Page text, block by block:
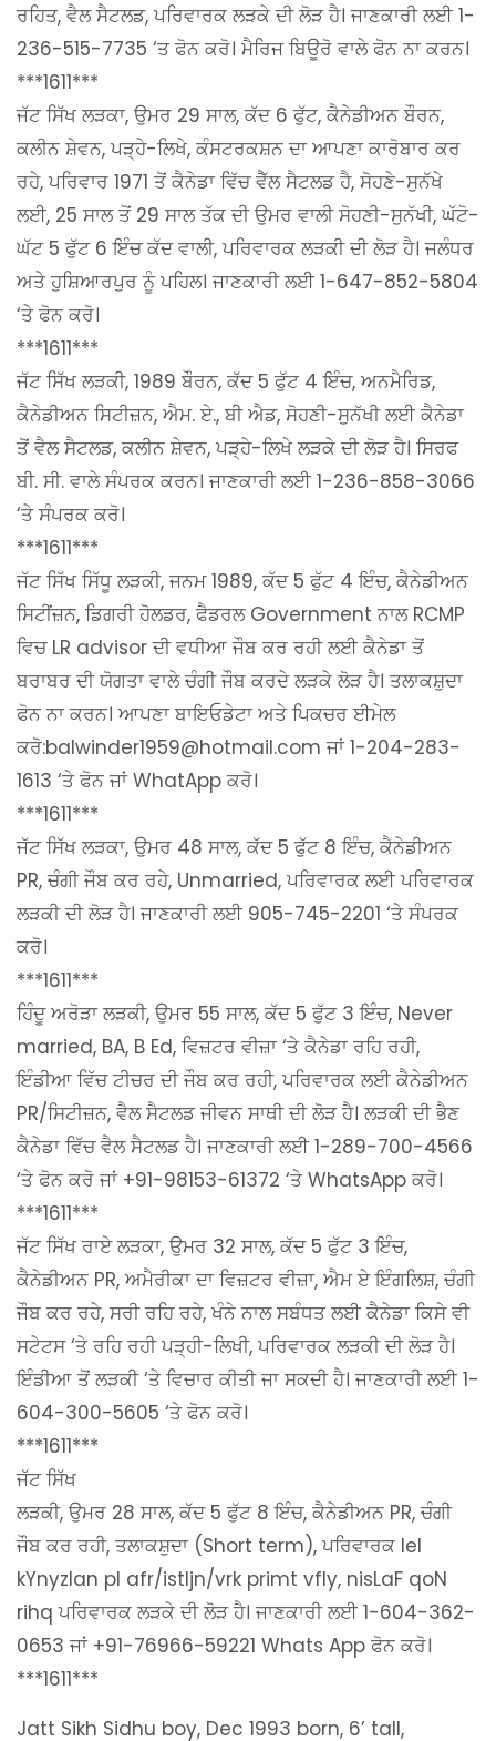
ਰਹਿਤ, ਵੈਲ ਸੈਟਲਡ, ਪਰਿਵਾਰਕ ਲੜਕੇ ਦੀ ਲੋੜ ਹੈ। ਜਾਣਕਾਰੀ ਲਈ 1-
236-515-7735 ‘ਤ ਫੋਨ ਕਰੋ। ਮੈਰਿਜ ਬਿਊਰੋ ਵਾਲੇ ਫੋਨ ਨਾ ਕਰਨ।
***1611***
ਜੱਟ ਸਿੱਖ ਲੜਕਾ, ਉਮਰ 29 ਸਾਲ, ਕੱਦ 6 ਫੁੱਟ, ਕੈਨੇਡੀਅਨ ਬੌਰਨ,
ਕਲੀਨ ਸ਼ੇਵਨ, ਪੜ੍ਹੇ-ਲਿਖੇ, ਕੰਸਟਰਕਸ਼ਨ ਦਾ ਆਪਣਾ ਕਾਰੋਬਾਰ ਕਰ
ਰਹੇ, ਪਰਿਵਾਰ 1971 ਤੋਂ ਕੈਨੇਡਾ ਵਿੱਚ ਵੈੱਲ ਸੈਟਲਡ ਹੈ, ਸੋਹਣੇ-ਸੁਨੱਖੇ
ਲਈ, 25 ਸਾਲ ਤੋਂ 29 ਸਾਲ ਤੱਕ ਦੀ ਉਮਰ ਵਾਲੀ ਸੋਹਣੀ-ਸੁਨੱਖੀ, ਘੱਟੋ-
ਘੱਟ 5 ਫੁੱਟ 6 ਇੰਚ ਕੱਦ ਵਾਲੀ, ਪਰਿਵਾਰਕ ਲੜਕੀ ਦੀ ਲੋੜ ਹੈ। ਜਲੰਧਰ
ਅਤੇ ਹੁਸ਼ਿਆਰਪੁਰ ਨੂੰ ਪਹਿਲ। ਜਾਣਕਾਰੀ ਲਈ 1-647-852-5804
‘ਤੇ ਫੋਨ ਕਰੋ।
***1611***
ਜੱਟ ਸਿੱਖ ਲੜਕੀ, 1989 ਬੌਰਨ, ਕੱਦ 5 ਫੁੱਟ 4 ਇੰਚ, ਅਨਮੈਰਿਡ,
ਕੈਨੇਡੀਅਨ ਸਿਟੀਜ਼ਨ, ਐਮ. ਏ., ਬੀ ਐਡ, ਸੋਹਣੀ-ਸੁਨੱਖੀ ਲਈ ਕੈਨੇਡਾ
ਤੋਂ ਵੈਲ ਸੈਟਲਡ, ਕਲੀਨ ਸ਼ੇਵਨ, ਪੜ੍ਹੇ-ਲਿਖੇ ਲੜਕੇ ਦੀ ਲੋੜ ਹੈ। ਸਿਰਫ
ਬੀ. ਸੀ. ਵਾਲੇ ਸੰਪਰਕ ਕਰਨ। ਜਾਣਕਾਰੀ ਲਈ 1-236-858-3066
‘ਤੇ ਸੰਪਰਕ ਕਰੋ।
***1611***
ਜੱਟ ਸਿੱਖ ਸਿੱਧੂ ਲੜਕੀ, ਜਨਮ 1989, ਕੱਦ 5 ਫੁੱਟ 4 ਇੰਚ, ਕੈਨੇਡੀਅਨ
ਸਿਟੀਂਜ਼ਨ, ਡਿਗਰੀ ਹੋਲਡਰ, ਫੈਡਰਲ Government ਨਾਲ RCMP
ਵਿਚ LR advisor ਦੀ ਵਧੀਆ ਜੌਬ ਕਰ ਰਹੀ ਲਈ ਕੈਨੇਡਾ ਤੋਂ
ਬਰਾਬਰ ਦੀ ਯੋਗਤਾ ਵਾਲੇ ਚੰਗੀ ਜੌਬ ਕਰਦੇ ਲੜਕੇ ਲੋੜ ਹੈ। ਤਲਾਕਸ਼ੁਦਾ
ਫੋਨ ਨਾ ਕਰਨ। ਆਪਣਾ ਬਾਇਓਡੇਟਾ ਅਤੇ ਪਿਕਚਰ ਈਮੇਲ
ਕਰੋ:balwinder1959@hotmail.com ਜਾਂ 1-204-283-
1613 ‘ਤੇ ਫੋਨ ਜਾਂ WhatApp ਕਰੋ।
***1611***
ਜੱਟ ਸਿੱਖ ਲੜਕਾ, ਉਮਰ 48 ਸਾਲ, ਕੱਦ 5 ਫੁੱਟ 8 ਇੰਚ, ਕੈਨੇਡੀਅਨ
PR, ਚੰਗੀ ਜੌਬ ਕਰ ਰਹੇ, Unmarried, ਪਰਿਵਾਰਕ ਲਈ ਪਰਿਵਾਰਕ
ਲੜਕੀ ਦੀ ਲੋੜ ਹੈ। ਜਾਣਕਾਰੀ ਲਈ 905-745-2201 ‘ਤੇ ਸੰਪਰਕ
ਕਰੋ।
***1611***
ਹਿੰਦੂ ਅਰੋੜਾ ਲੜਕੀ, ਉਮਰ 55 ਸਾਲ, ਕੱਦ 5 ਫੁੱਟ 3 ਇੰਚ, Never
married, BA, B Ed, ਵਿਜ਼ਟਰ ਵੀਜ਼ਾ ‘ਤੇ ਕੈਨੇਡਾ ਰਹਿ ਰਹੀ,
ਇੰਡੀਆ ਵਿੱਚ ਟੀਚਰ ਦੀ ਜੌਬ ਕਰ ਰਹੀ, ਪਰਿਵਾਰਕ ਲਈ ਕੈਨੇਡੀਅਨ
PR/ਸਿਟੀਜ਼ਨ, ਵੈਲ ਸੈਟਲਡ ਜੀਵਨ ਸਾਥੀ ਦੀ ਲੋੜ ਹੈ। ਲੜਕੀ ਦੀ ਭੈਣ
ਕੈਨੇਡਾ ਵਿੱਚ ਵੈਲ ਸੈਟਲਡ ਹੈ। ਜਾਣਕਾਰੀ ਲਈ 1-289-700-4566
‘ਤੇ ਫੋਨ ਕਰੋ ਜਾਂ +91-98153-61372 ‘ਤੇ WhatsApp ਕਰੋ।
***1611***
ਜੱਟ ਸਿੱਖ ਰਾਏ ਲੜਕਾ, ਉਮਰ 32 ਸਾਲ, ਕੱਦ 5 ਫੁੱਟ 3 ਇੰਚ,
ਕੈਨੇਡੀਅਨ PR, ਅਮੈਰੀਕਾ ਦਾ ਵਿਜ਼ਟਰ ਵੀਜ਼ਾ, ਐਮ ਏ ਇੰਗਲਿਸ਼, ਚੰਗੀ
ਜੌਬ ਕਰ ਰਹੇ, ਸਰੀ ਰਹਿ ਰਹੇ, ਖੰਨੇ ਨਾਲ ਸਬੰਧਤ ਲਈ ਕੈਨੇਡਾ ਕਿਸੇ ਵੀ
ਸਟੇਟਸ ‘ਤੇ ਰਹਿ ਰਹੀ ਪੜ੍ਹੀ-ਲਿਖੀ, ਪਰਿਵਾਰਕ ਲੜਕੀ ਦੀ ਲੋੜ ਹੈ।
ਇੰਡੀਆ ਤੋਂ ਲੜਕੀ ‘ਤੇ ਵਿਚਾਰ ਕੀਤੀ ਜਾ ਸਕਦੀ ਹੈ। ਜਾਣਕਾਰੀ ਲਈ 1-
604-300-5605 ‘ਤੇ ਫੋਨ ਕਰੋ।
***1611***
ਜੱਟ ਸਿੱਖ
ਲੜਕੀ, ਉਮਰ 28 ਸਾਲ, ਕੱਦ 5 ਫੁੱਟ 8ਇੰਚ, ਕੈਨੇਡੀਅਨ PR, ਚੰਗੀ
ਜੌਬ ਕਰ ਰਹੀ, ਤਲਾਕਸ਼ੁਦਾ (Short term),ਪਰਿਵਾਰਕ leI
kYnyzIan pI afr/istIjn/vrk primt vfly, nisLaF qoN
rihq ਪਰਿਵਾਰਕ ਲੜਕੇ ਦੀ ਲੋੜ ਹੈ। ਜਾਣਕਾਰੀ ਲਈ 1-604-362-
0653ਜਾਂ +91-76966-59221 Whats App ਫੋਨ ਕਰੋ।
***1611***
Jatt Sikh Sidhu boy, Dec 1993 born, 6’ tall,